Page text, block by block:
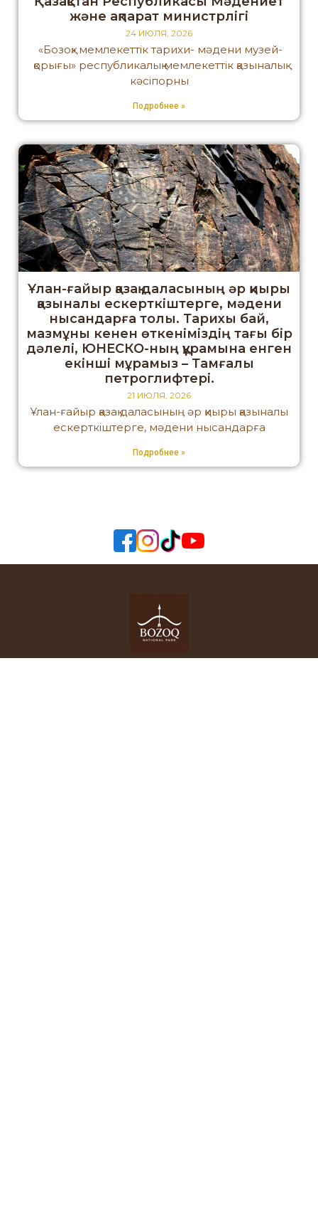
және ақпарат министрлігі
24 ИЮЛЯ, 2026
«Бозоқ» мемлекеттік тарихи- мәдени музей-
қорығы» республикалық мемлекеттік қазыналық
кәсіпорны
Подробнее »
Ұлан-ғайыр қазақ даласының әр қиыры
қазыналы ескерткіштерге, мәдени
нысандарға толы. Тарихы бай,
мазмұны кенен өткеніміздің тағы бір
дәлелі, ЮНЕСКО-ның құрамына енген
екінші мұрамыз – Тамғалы
петроглифтері.
21 ИЮЛЯ, 2026
Ұлан-ғайыр қазақ даласының әр қиыры қазыналы
ескерткіштерге, мәдени нысандарға
Подробнее »